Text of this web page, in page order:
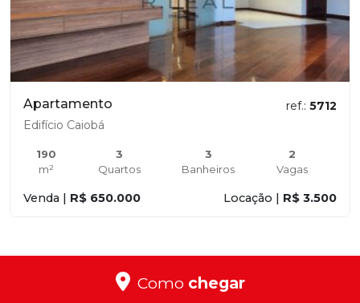
Apartamento ref.: 5712
Edifício Caiobá
190
m²
3
Quartos
3
Banheiros
2
Vagas
Venda | R$ 650.000 Locação | R$ 3.500
Como chegar